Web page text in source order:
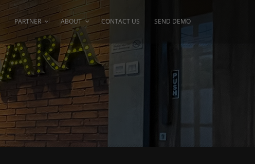
PARTNER ABOUT CONTACT US SEND DEMO